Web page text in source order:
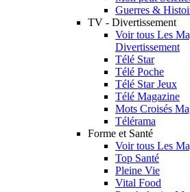
Guerres &
TV - Divertissement
Voir tous Les
Divertissement
Télé Star
Télé Poche
Télé Star Jeux
Télé Magazine
Mots Croisés
Télérama
Forme et Santé
Voir tous Les
Top Santé
Pleine Vie
Vital Food